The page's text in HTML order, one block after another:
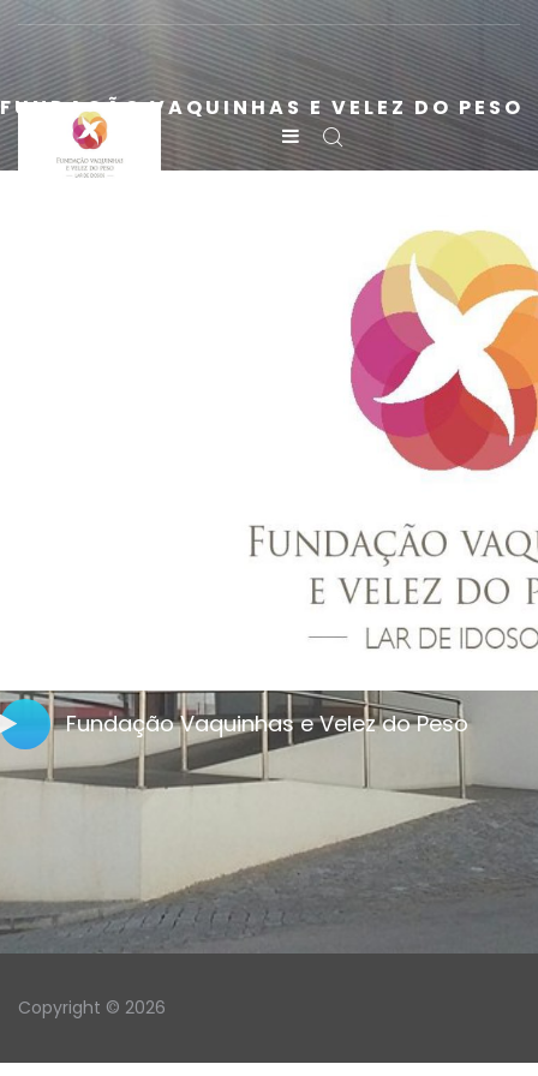
FUNDAÇÃO VAQUINHAS E VELEZ DO PESO
Fundação Vaquinhas e Velez do Peso
Copyright © 2026